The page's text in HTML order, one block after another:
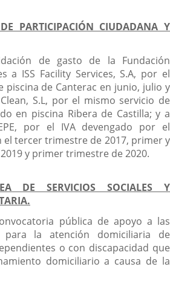
PARTICIPACIÓN CIUDADANA Y
de gasto de la Fundación
a ISS Facility Services, S.A, por el
piscina de Canterac en junio, julio y
S.L, por el mismo servicio de
en piscina Ribera de Castilla; y a
por el IVA devengado por el
el tercer trimestre de 2017, primer y
y primer trimestre de 2020.
DE SERVICIOS SOCIALES Y
pública de apoyo a las
para la atención domiciliaria de
o con discapacidad que
domiciliario a causa de la